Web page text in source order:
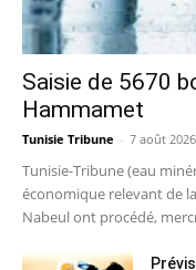
Saisie de 5670
Hammamet
Tunisie Tribune - 7 août 2026
Tunisie-Tribune (eau
économique relevant de
Nabeul ont procédé,